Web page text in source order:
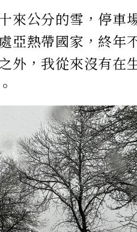
來公分的雪，停車
亞熱帶國家，終年
外，我從來沒有在